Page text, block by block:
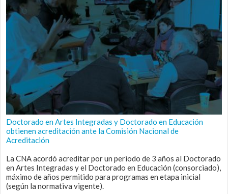
Doctorado en Artes Integradas y Doctorado en Educación
obtienen acreditación ante la Comisión Nacional de
Acreditación
La CNA acordó acreditar por un periodo de 3 años al Doctorado
en Artes Integradas y el Doctorado en Educación (consorciado),
máximo de años permitido para programas en etapa inicial
(según la normativa vigente).